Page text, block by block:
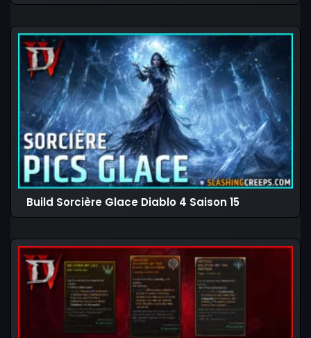
Build Sorcière Glace Diablo 4 Saison 15